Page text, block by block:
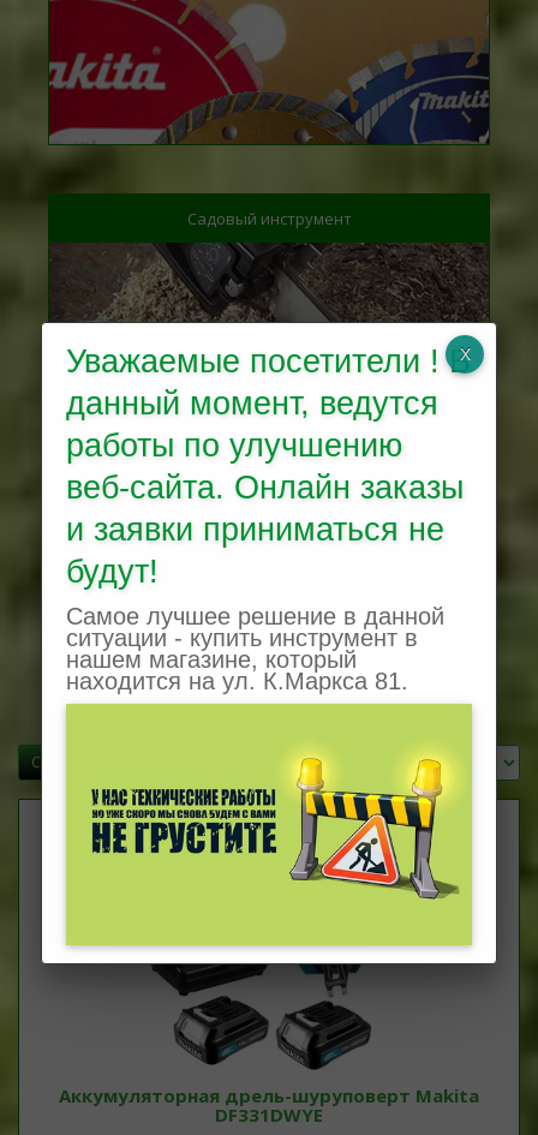
Уважаемые посетители ! В
данный момент, ведутся
работы по улучшению
веб-сайта. Онлайн заказы
и заявки приниматься не
будут!
Самое лучшее решение в данной
ситуации - купить инструмент в
нашем магазине, который
находится на ул. К.Маркса 81.
Садовый инструмент
Электроинструменты
Сравнение товаров (0)
Сортировать: Показывать:
Аккумуляторная дрель-шуруповерт Makita
DF331DWYE